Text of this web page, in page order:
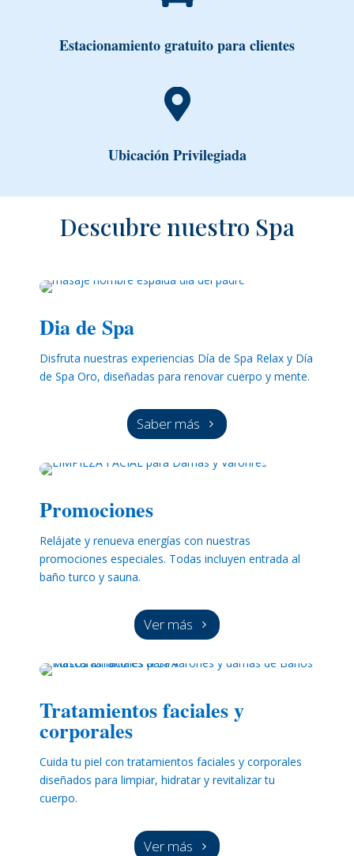
Estacionamiento gratuito para clientes

Ubicación Privilegiada
Descubre nuestro Spa
Dia de Spa
Disfruta nuestras experiencias Día de Spa Relax y Día
de Spa Oro, diseñadas para renovar cuerpo y mente.
Saber más
Promociones
Relájate y renueva energías con nuestras
promociones especiales. Todas incluyen entrada al
baño turco y sauna.
Ver más
Tratamientos faciales y
corporales
Cuida tu piel con tratamientos faciales y corporales
diseñados para limpiar, hidratar y revitalizar tu
cuerpo.
Ver más